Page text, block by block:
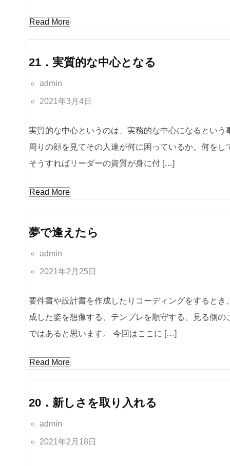
Read More
21．実質的な中心となる
admin
2021年3月4日
実質的な中心というのは、実務的な中心になるとい
周りの顔を見てその人達が何に困っているか。何を
そうすればリーダーの資質が身に付 […]
Read More
夢で逢えたら
admin
2021年2月25日
要件書や設計書を作成したりコーディングをすると
成した姿を想像する、テンプレを順守する、見る側
ではあると思います。 今回はここに […]
Read More
20．新しさを取り入れる
admin
2021年2月18日